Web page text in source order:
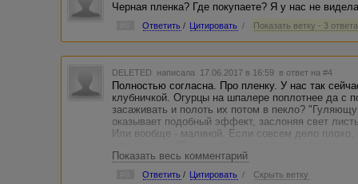
Черная пленка? Где покупаете? Я у нас не
Ответить / Цитировать / Показать ветку - 3 ответа
DELETED написала 17.06.2017 в 16:59 в ответ на #4
Полностью согласна. Про пленку. У нас так
клубничкой. Огурцы на шпалере поплотнее да с
засаживать и полоть их потом в пекло?
оказывает подобный эффект, заслоняя свет
Или вообще - малиной. Если совсем дело плохо,
Показать весь комментарий
Ответить / Цитировать / Скрыть ветку